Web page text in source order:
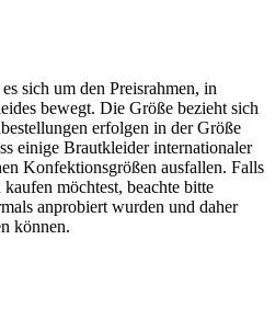
sich um den Preisrahmen, in
bewegt. Die Größe bezieht sich
erfolgen in der Größe
einige Brautkleider internationaler
Konfektionsgrößen ausfallen. Falls
möchtest, beachte bitte
anprobiert wurden und daher
können.